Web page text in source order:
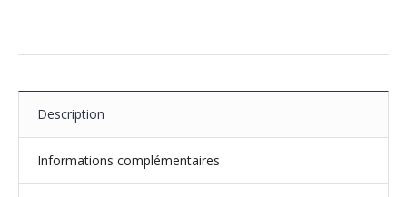
Description
Informations complémentaires